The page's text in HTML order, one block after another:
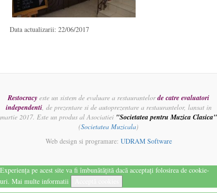
Data actualizarii: 22/06/2017
Restocracy este un sistem de evaluare a restaurantelorde catre evaluatori
independenti, de prezentare si de autoprezentare a restaurantelor, lansat in
martie 2017. Este un produs al Asociatiei "Societatea pentru Muzica Clasica"
(Societatea Muzicala)
Web design si programare: UDRAM Software
Experiența pe acest site va fi îmbunătățită dacă acceptați folosirea de cookie-
uri. Mai multe informatii